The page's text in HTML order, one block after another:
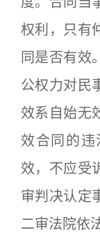
权利，只有
同是否有效
公权力对民
效系自始无
效合同的
效，不应受
审判决认定
二审法院依